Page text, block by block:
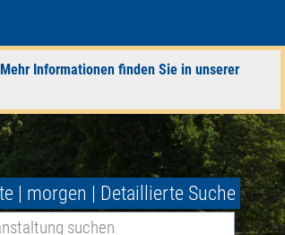
Informationen finden Sie in unserer
| morgen | Detaillierte Suche